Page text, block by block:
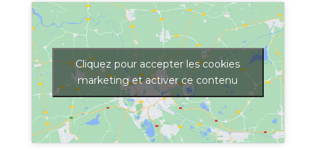
Cliquez pour accepter les cookies
marketing et activer ce contenu